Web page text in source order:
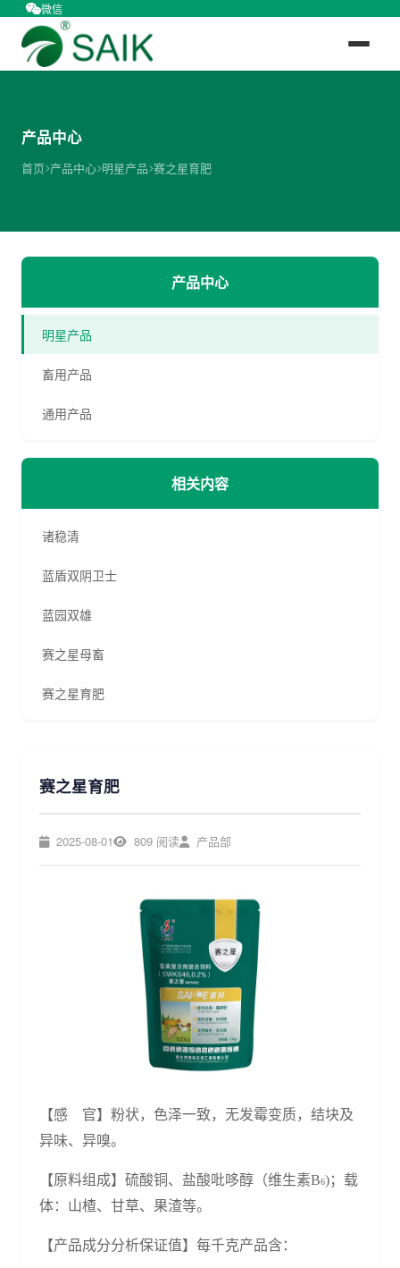
微信
产品中心
首页 产品中心 明星产品 赛之星育肥
产品中心
明星产品
畜用产品
通用产品
相关内容
诸稳清
蓝盾双阴卫士
蓝园双雄
赛之星母畜
赛之星育肥
赛之星育肥
2025-08-01 809 阅读 产品部
【感
官】粉状，色泽一致，无发霉变质，结块及
异味、异嗅。
【原料组成】 硫酸铜 、 盐酸吡哆醇（维生素B6)； 载
体：山楂、甘草、果渣等。
【产品成分分析保证值】每千克产品含：